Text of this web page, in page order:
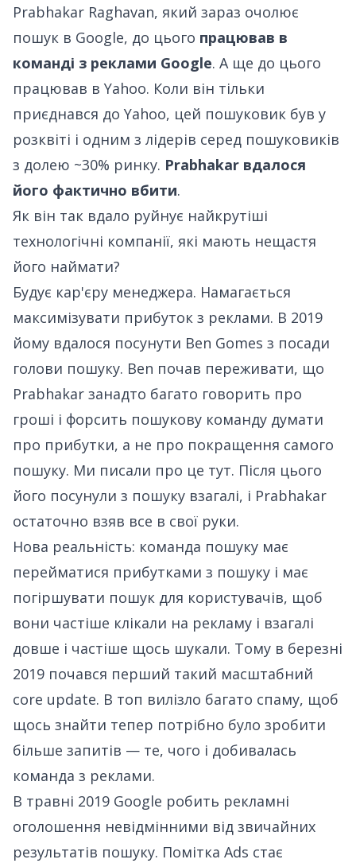
Prabhakar Raghavan, який зараз очолює
пошук в Google, до цього працював в
команді з реклами Google. А ще до цього
працював в Yahoo. Коли він тільки
приєднався до Yahoo, цей пошуковик був у
розквіті і одним з лідерів серед пошуковиків
з долею ~30% ринку. Prabhakar вдалося
його фактично вбити.
Як він так вдало руйнує найкрутіші
технологічні компанії, які мають нещастя
його наймати?
Будує кар'єру менеджера. Намагається
максимізувати прибуток з реклами. В 2019
йому вдалося посунути Ben Gomes з посади
голови пошуку. Ben почав переживати, що
Prabhakar занадто багато говорить про
гроші і форсить пошукову команду думати
про прибутки, а не про покращення самого
пошуку. Ми писали про це тут. Після цього
його посунули з пошуку взагалі, і Prabhakar
остаточно взяв все в свої руки.
Нова реальність: команда пошуку має
перейматися прибутками з пошуку і має
погіршувати пошук для користувачів, щоб
вони частіше клікали на рекламу і взагалі
довше і частіше щось шукали. Тому в березні
2019 почався перший такий масштабний
core update. В топ вилізло багато спаму, щоб
щось знайти тепер потрібно було зробити
більше запитів — те, чого і добивалась
команда з реклами.
В травні 2019 Google робить рекламні
оголошення невідмінними від звичайних
результатів пошуку. Помітка Ads стає